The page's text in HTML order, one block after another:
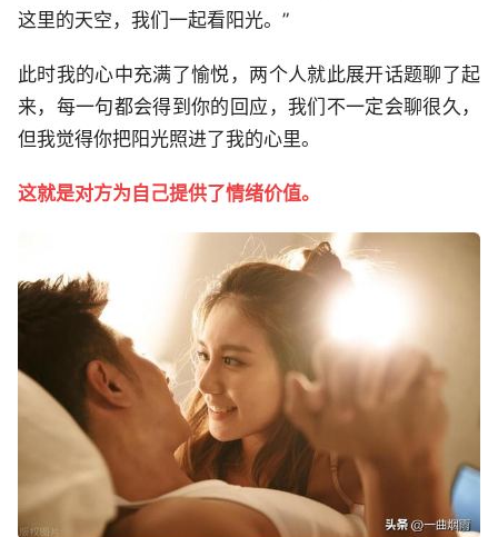
这里的天空，我们一起看阳光。”
此时我的心中充满了愉悦，两个人就此展开话题聊了起
来，每一句都会得到你的回应，我们不一定会聊很久，
但我觉得你把阳光照进了我的心里。
这就是对方为自己提供了情绪价值。